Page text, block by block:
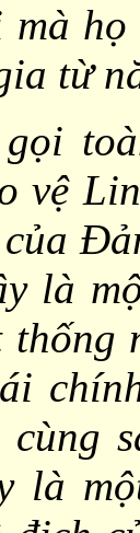
họ
từ
vệ
là
thống
cùng
là